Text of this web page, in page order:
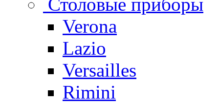
Verona
Lazio
Versailles
Rimini